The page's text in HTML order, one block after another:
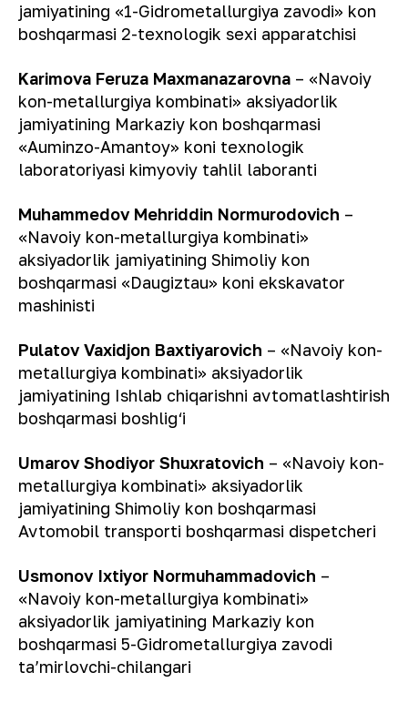
jamiyatining «1-Gidrometallurgiya zavodi» kon
boshqarmasi 2-texnologik sexi apparatchisi
Karimova Feruza Maxmanazarovna – «Navoiy
kon-metallurgiya kombinati» aksiyadorlik
jamiyatining Markaziy kon boshqarmasi
«Auminzo-Amantoy» koni texnologik
laboratoriyasi kimyoviy tahlil laboranti
Muhammedov Mehriddin Normurodovich –
«Navoiy kon-metallurgiya kombinati»
aksiyadorlik jamiyatining Shimoliy kon
boshqarmasi «Daugiztau» koni ekskavator
mashinisti
Pulatov Vaxidjon Baxtiyarovich – «Navoiy kon-
metallurgiya kombinati» aksiyadorlik
jamiyatining Ishlab chiqarishni avtomatlashtirish
boshqarmasi boshlig‘i
Umarov Shodiyor Shuxratovich – «Navoiy kon-
metallurgiya kombinati» aksiyadorlik
jamiyatining Shimoliy kon boshqarmasi
Avtomobil transporti boshqarmasi dispetcheri
Usmonov Ixtiyor Normuhammadovich –
«Navoiy kon-metallurgiya kombinati»
aksiyadorlik jamiyatining Markaziy kon
boshqarmasi 5-Gidrometallurgiya zavodi
ta’mirlovchi-chilangari